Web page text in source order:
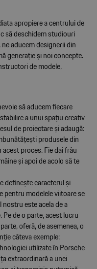
apropiere a centrului de
să deschidem studiouri
aducem designerii din
generație și noi concepte.
de modele,
să aducem fiecare
a unui spațiu creativ
de proiectare și adaugă:
produsele din
proces. Fie dai frâu
și apoi de acolo să te
definește caracterul și
pentru modelele viitoare se
este acela de a
de o parte, acest lucru
oferă, de asemenea, o
câteva exemple:
utilizate în Porsche
extraordinară a unei